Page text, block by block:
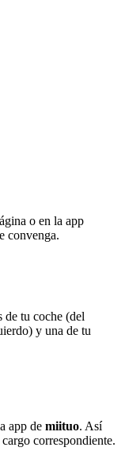
o en la app
convenga.
de tu coche (del
y una de tu
app de miituo. Así
correspondiente.